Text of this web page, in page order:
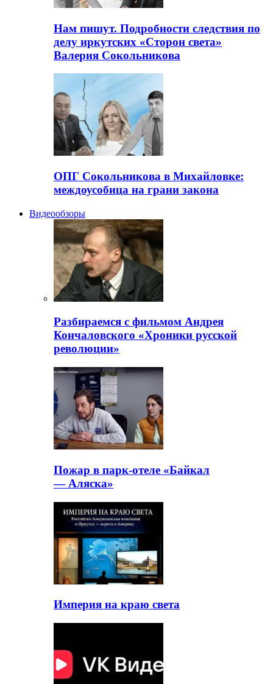
Нам пишут. Подробности следствия по
делу иркутских «Сторон света»
Валерия Сокольникова
ОПГ Сокольникова в Михайловке:
междоусобица на грани закона
Видеообзоры
Разбираемся с фильмом Андрея
Кончаловского «Хроники русской
революции»
Пожар в парк-отеле «Байкал
— Аляска»
Империя на краю света